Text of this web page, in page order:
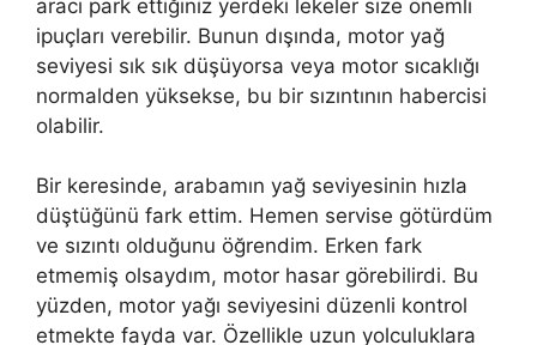
aracı park ettiğiniz yerdeki lekeler size önemli
ipuçları verebilir. Bunun dışında, motor yağ
seviyesi sık sık düşüyorsa veya motor sıcaklığı
normalden yüksekse, bu bir sızıntının habercisi
olabilir.
Bir keresinde, arabamın yağ seviyesinin hızla
düştüğünü fark ettim. Hemen servise götürdüm
ve sızıntı olduğunu öğrendim. Erken fark
etmemiş olsaydım, motor hasar görebilirdi. Bu
yüzden, motor yağı seviyesini düzenli kontrol
etmekte fayda var. Özellikle uzun yolculuklara